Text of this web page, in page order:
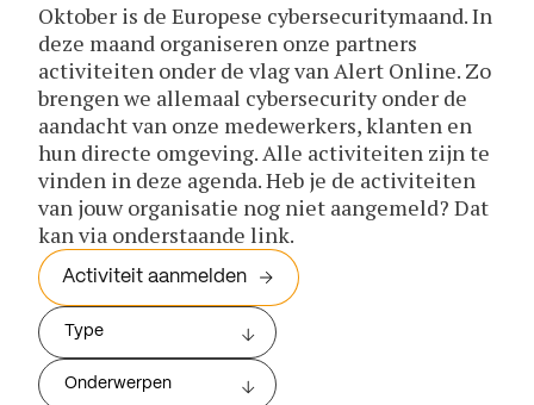
Oktober is de Europese cybersecuritymaand. In
deze maand organiseren onze partners
activiteiten onder de vlag van Alert Online. Zo
brengen we allemaal cybersecurity onder de
aandacht van onze medewerkers, klanten en
hun directe omgeving. Alle activiteiten zijn te
vinden in deze agenda. Heb je de activiteiten
van jouw organisatie nog niet aangemeld? Dat
kan via onderstaande link.
Activiteit aanmelden
Type
Onderwerpen